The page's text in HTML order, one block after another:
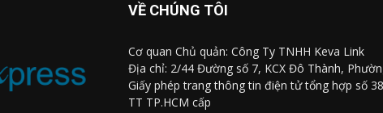
VỀ CHÚNG TÔI
Cơ quan Chủ quản: Công Ty TNHH Keva Link
Địa chỉ: 2/44 Đường số 7, KCX Đô Thành,
Giấy phép trang thông tin điện tử tổng hợp số
TT TP.HCM cấp